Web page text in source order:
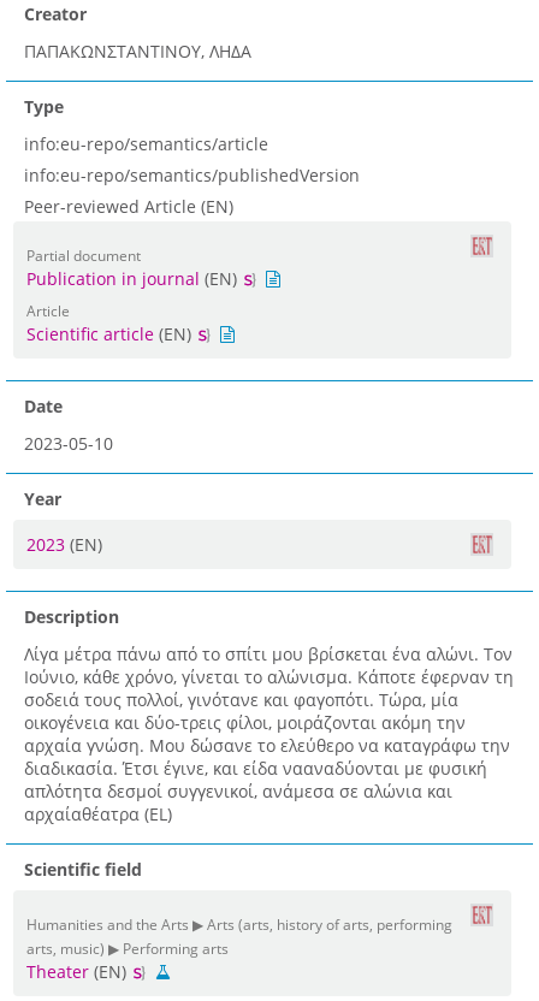
Creator
ΠΑΠΑΚΩΝΣΤΑΝΤΙΝΟΥ, ΛΗΔΑ
Type
info:eu-repo/semantics/article
info:eu-repo/semantics/publishedVersion
Peer-reviewed Article (EN)
Partial document
Publication in journal (EN)
Article
Scientific article (EN)
Date
2023-05-10
Year
2023 (EN)
Description
Λίγα µέτρα πάνω από το σπίτι µου βρίσκεται ένα αλώνι. Τον
Ιούνιο, κάθε χρόνο, γίνεται το αλώνισµα. Κάποτε έφερναν τη
σοδειά τους πολλοί, γινότανε και φαγοπότι. Τώρα, µία
οικογένεια και δύο-τρεις φίλοι, µοιράζονται ακόµη την
αρχαία γνώση. Μου δώσανε το ελεύθερο να καταγράφω την
διαδικασία. Έτσι έγινε, και είδα νααναδύονται µε φυσική
απλότητα δεσµοί συγγενικοί, ανάµεσα σε αλώνια και
αρχαίαθέατρα (EL)
Scientific field
Humanities and the Arts ▶ Arts (arts, history of arts, performing
arts, music) ▶ Performing arts
Theater (EN)